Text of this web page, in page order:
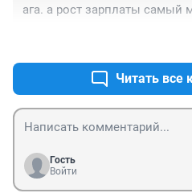
ага. а рост зарплаты самый
Читать все
Гость
Войти